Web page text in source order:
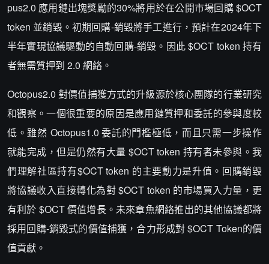
pus2.0 應用鏈出塊獎勵的30%將用於在公開市場回購 $OCT
token 並銷毀。初期回購-銷毀將手工進行，預計在2024年下
半年實現協議驅動的自動回購-銷毀。因此 $OCT token 持有
者無需質押到 2.0 網絡。
Octopus2.0 對價值捕獲方式的升級源於核心團隊的行業研究
和觀察。一個很重要的原因是應用鏈質押和委託的參與度較
低。雖然 Octopus1.0 委託的門檻極低，而且只需一步操作
就能完成，但是仍然有大量 $OCT token 持有者未參與。我
們理解社區持有$OCT token 的主要動力是升值。回購銷毀
將協議收入直接轉化為對 $OCT token 的市場買入力量，更
有利於 $OCT 價值增長。未來章魚網絡推出的其他協議都將
採用回購-銷毀式的價值捕獲，合力形成對 $OCT Token的價
值貢獻。